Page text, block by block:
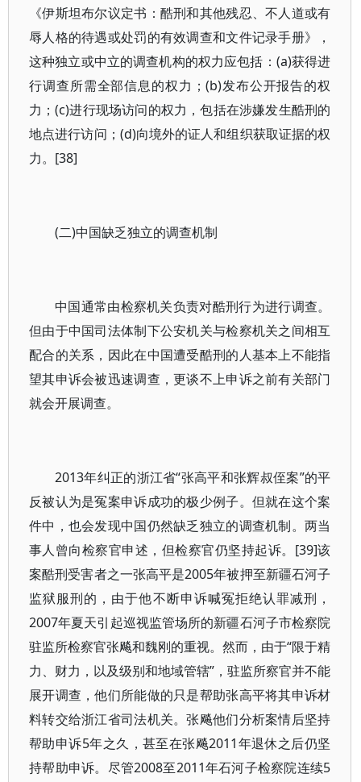
《伊斯坦布尔议定书：酷刑和其他残忍、不人道或有
辱人格的待遇或处罚的有效调查和文件记录手册》，
这种独立或中立的调查机构的权力应包括：(a)获得进
行调查所需全部信息的权力；(b)发布公开报告的权
力；(c)进行现场访问的权力，包括在涉嫌发生酷刑的
地点进行访问；(d)向境外的证人和组织获取证据的权
力。[38]
(二)中国缺乏独立的调查机制
中国通常由检察机关负责对酷刑行为进行调查。
但由于中国司法体制下公安机关与检察机关之间相互
配合的关系，因此在中国遭受酷刑的人基本上不能指
望其申诉会被迅速调查，更谈不上申诉之前有关部门
就会开展调查。
2013年纠正的浙江省“张高平和张辉叔侄案”的平
反被认为是冤案申诉成功的极少例子。但就在这个案
件中，也会发现中国仍然缺乏独立的调查机制。两当
事人曾向检察官申述，但检察官仍坚持起诉。[39]该
案酷刑受害者之一张高平是2005年被押至新疆石河子
监狱服刑的，由于他不断申诉喊冤拒绝认罪减刑，
2007年夏天引起巡视监管场所的新疆石河子市检察院
驻监所检察官张飚和魏刚的重视。然而，由于“限于精
力、财力，以及级别和地域管辖”，驻监所察官并不能
展开调查，他们所能做的只是帮助张高平将其申诉材
料转交给浙江省司法机关。张飚他们分析案情后坚持
帮助申诉5年之久，甚至在张飚2011年退休之后仍坚
持帮助申诉。尽管2008至2011年石河子检察院连续5